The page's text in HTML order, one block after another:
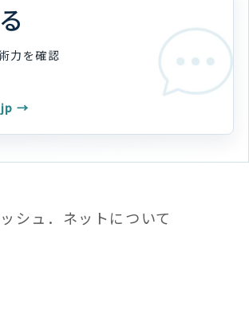
力を確認
→
シュ．ネットについて